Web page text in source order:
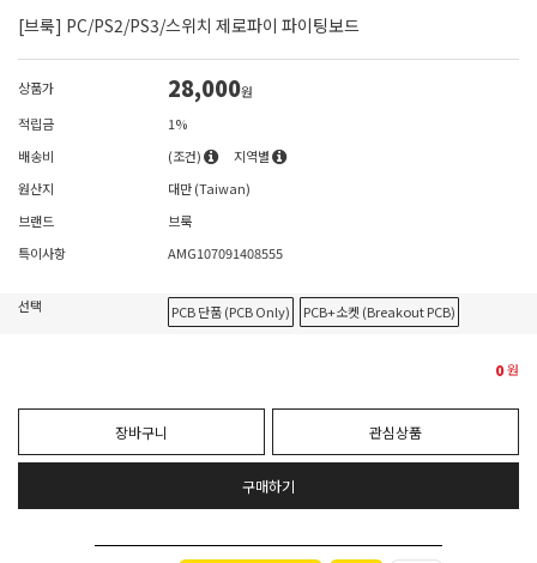
[브룩] PC/PS2/PS3/스위치 제로파이 파이팅보드
상품가 28,000원
적립금
1%
배송비
(조건)
지역별
원산지
대만 (Taiwan)
브랜드
브룩
특이사항
AMG107091408555
선택 PCB 단품 (PCB Only) PCB+소켓 (Breakout PCB)
0원
장바구니 관심상품
구매하기